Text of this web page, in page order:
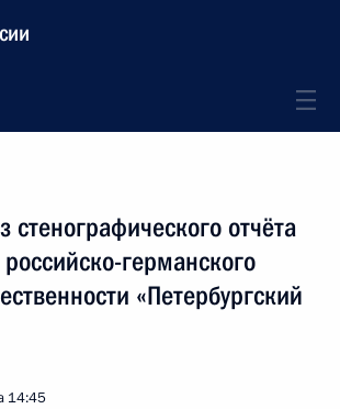
отчёта
германского
«Петербургский
14:45